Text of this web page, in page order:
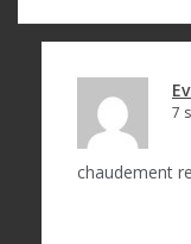
’
7
chaudement